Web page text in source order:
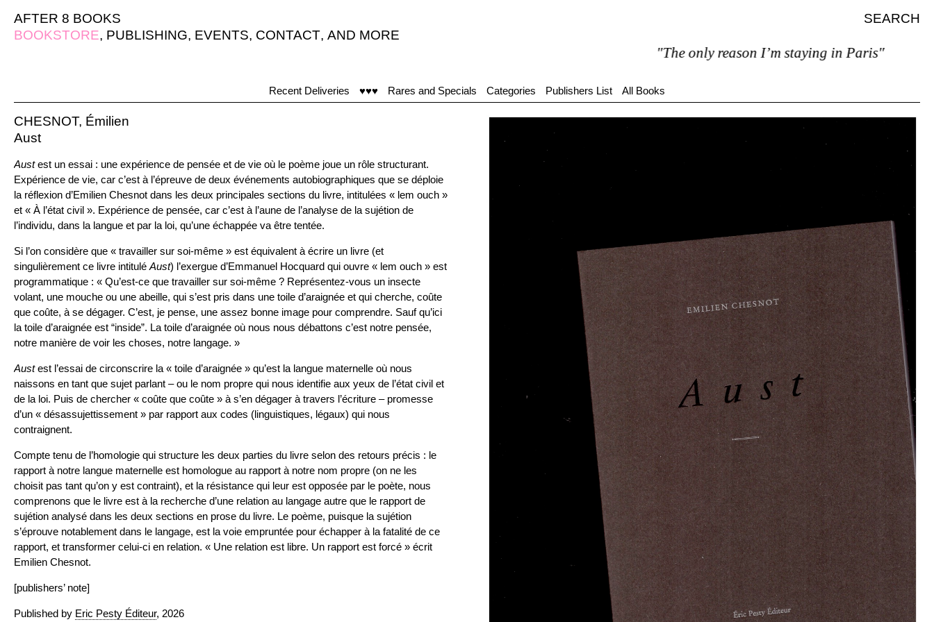
AFTER 8 BOOKS
SEARCH
BOOKSTORE, PUBLISHING, EVENTS, CONTACT, AND MORE
"The only reason I’m staying in Paris"
Recent Deliveries ♥♥♥ Rares and Specials Categories Publishers List All Books
CHESNOT, Émilien
Aust
Austest un essai : une expérience de pensée et de vie où le poème joue un rôle structurant.
Expérience de vie, car c’est à l’épreuve de deux événements autobiographiques que se déploie
la réflexion d’Emilien Chesnot dans les deux principales sections du livre, intitulées « lem ouch »
et « À l’état civil ». Expérience de pensée, car c’est à l’aune de l’analyse de la sujétion de
l’individu, dans la langue et par la loi, qu’une échappée va être tentée.
Si l’on considère que « travailler sur soi-même » est équivalent à écrire un livre (et
singulièrement ce livre intitulé Aust) l’exergue d’Emmanuel Hocquard qui ouvre « lem ouch » est
programmatique : « Qu’est-ce que travailler sur soi-même ? Représentez-vous un insecte
volant, une mouche ou une abeille, qui s’est pris dans une toile d’araignée et qui cherche, coûte
que coûte, à se dégager. C’est, je pense, une assez bonne image pour comprendre. Sauf qu’ici
la toile d’araignée est “inside”. La toile d’araignée où nous nous débattons c’est notre pensée,
notre manière de voir les choses, notre langage. »
Austest l’essai de circonscrire la « toile d’araignée » qu’est la langue maternelle où nous
naissons en tant que sujet parlant – ou le nom propre qui nous identifie aux yeux de l’état civil et
de la loi. Puis de chercher « coûte que coûte » à s’en dégager à travers l’écriture – promesse
d’un « désassujettissement » par rapport aux codes (linguistiques, légaux) qui nous
contraignent.
Compte tenu de l’homologie qui structure les deux parties du livre selon des retours précis : le
rapport à notre langue maternelle est homologue au rapport à notre nom propre (on ne les
choisit pas tant qu’on y est contraint), et la résistance qui leur est opposée par le poète, nous
comprenons que le livre est à la recherche d’une relation au langage autre que le rapport de
sujétion analysé dans les deux sections en prose du livre. Le poème, puisque la sujétion
s’éprouve notablement dans le langage, est la voie empruntée pour échapper à la fatalité de ce
rapport, et transformer celui-ci en relation. « Une relation est libre. Un rapport est forcé » écrit
Emilien Chesnot.
[publishers’ note]
Published by Eric Pesty Éditeur, 2026